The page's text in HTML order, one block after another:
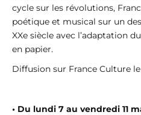
cycle sur les révolutions,
poétique et musical sur un
XXe siècle avec l’adaptation
en papier.
Diffusion sur France Culture
• Du lundi 7 au vendredi 11